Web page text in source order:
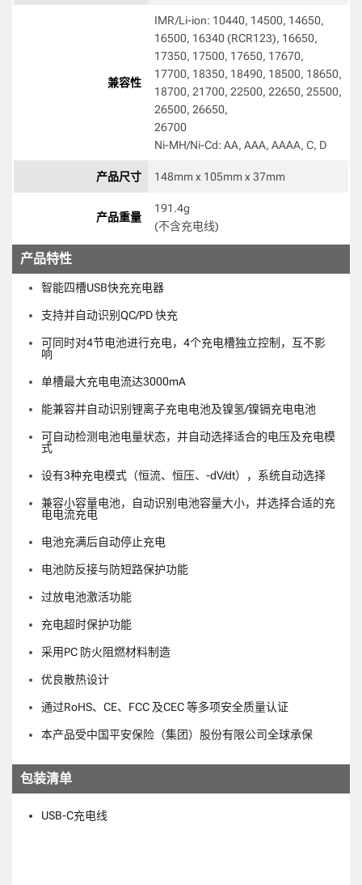
兼容性
IMR/Li-ion: 10440, 14500, 14650,
16500, 16340 (RCR123), 16650,
17350, 17500, 17650, 17670,
17700, 18350, 18490, 18500, 18650,
18700, 21700, 22500, 22650, 25500,
26500, 26650,
26700
Ni-MH/Ni-Cd: AA, AAA, AAAA, C, D
产品尺寸 148mm x 105mm x 37mm
产品重量
191.4g
(不含充电线)
产品特性
智能四槽USB快充充电器
支持并自动识别QC/PD 快充
可同时对4节电池进行充电，4个充电槽独立控制，互不影
响
单槽最大充电电流达3000mA
能兼容并自动识别锂离子充电电池及镍氢/镍镉充电电池
可自动检测电池电量状态，并自动选择适合的电压及充电模
式
设有3种充电模式（恒流、恒压、-dV/dt），系统自动选择
兼容小容量电池，自动识别电池容量大小，并选择合适的充
电电流充电
电池充满后自动停止充电
电池防反接与防短路保护功能
过放电池激活功能
充电超时保护功能
采用PC 防火阻燃材料制造
优良散热设计
通过RoHS、CE、FCC 及CEC 等多项安全质量认证
本产品受中国平安保险（集团）股份有限公司全球承保
包装清单
USB-C充电线